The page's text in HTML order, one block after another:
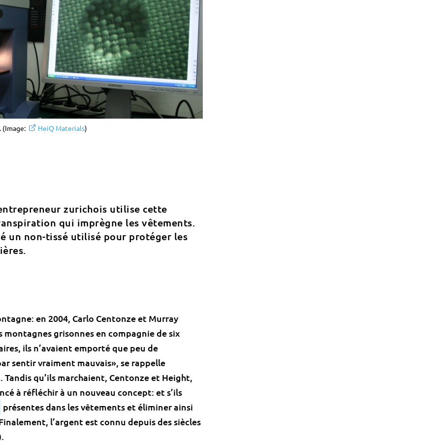
(Image: HeiQ Materials)
zurichois utilise cette
qui imprègne les vêtements.
un non-tissé utilisé pour protéger les
en 2004, Carlo Centonze et Murray
grisonnes en compagnie de six
ils n’avaient emporté que peu de
sentir vraiment mauvais», se rappelle
qu’ils marchaient, Centonze et Height,
à réfléchir à un nouveau concept: et s’ils
présentes dans les vêtements et éliminer ainsi
l’argent est connu depuis des siècles